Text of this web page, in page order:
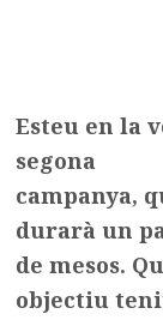
Esteu en la
segona
campanya,
durarà un
de mesos.
objectiu